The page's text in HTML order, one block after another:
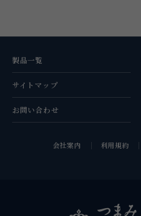
製品一覧
サイトマップ
お問い合わせ
会社案内 利用規約